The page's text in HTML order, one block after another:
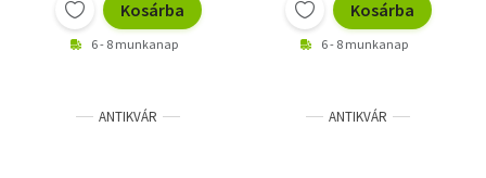
Kosárba
6 - 8 munkanap
Kosárba
6 - 8 munkanap
ANTIKVÁR ANTIKVÁR